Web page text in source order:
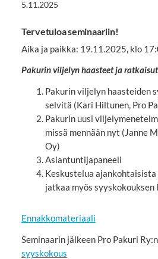
5.11.2025
Tervetuloa seminaariin!
Aika ja paikka: 19.11.2025, klo
Pakurin viljelyn haasteet ja ratkaisut
Pakurin viljelyn haasteiden
selvitä (Kari Hiltunen, Pro
Pakurin uusi
missä mennään nyt (Janne
Oy)
Asiantuntijapaneeli
Keskustelua
jatkaa myös syyskokouksen
Ennakkomateriaali
Seminaarin jälkeen Pro Pakuri
syyskokous